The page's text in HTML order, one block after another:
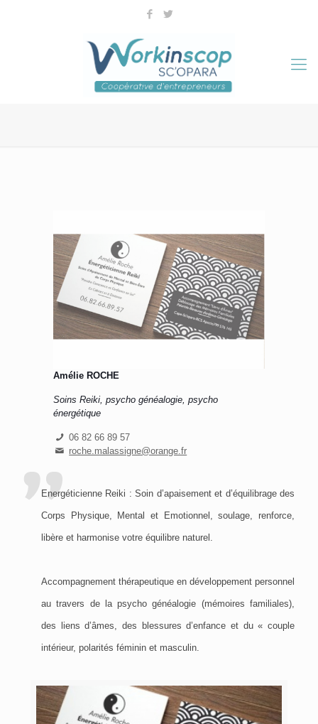
Amélie ROCHE
Soins Reiki, psycho généalogie, psycho
énergétique
06 82 66 89 57
roche.malassigne@orange.fr
Energéticienne Reiki : Soin d’apaisement et d’équilibrage des
Corps Physique, Mental et Emotionnel, soulage, renforce,
libère et harmonise votre équilibre naturel.
Accompagnement thérapeutique en développement personnel
au travers de la psycho généalogie (mémoires familiales),
des liens d’âmes, des blessures d’enfance et du « couple
intérieur, polarités féminin et masculin.